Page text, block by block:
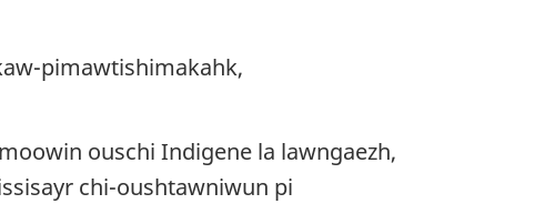
pimawtishimakahk,
ouschi Indigene la lawngaezh,
chi-oushtawniwun pi